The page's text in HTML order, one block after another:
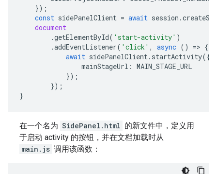
});
const sidePanelClient = await session .
document
.getElementById( 'start-activity' )
.addEventListener( 'click' , async () => {
await sidePanelClient. startActivity({
mainStageUrl : MAIN_STAGE_URL
});
});
}
在一个名为 SidePanel.html 的新文件中，定义用
于启动 activity 的按钮，并在文档加载时从
main.js 调用该函数：